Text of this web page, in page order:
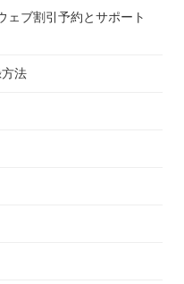
ブ割引予約とサポート
法